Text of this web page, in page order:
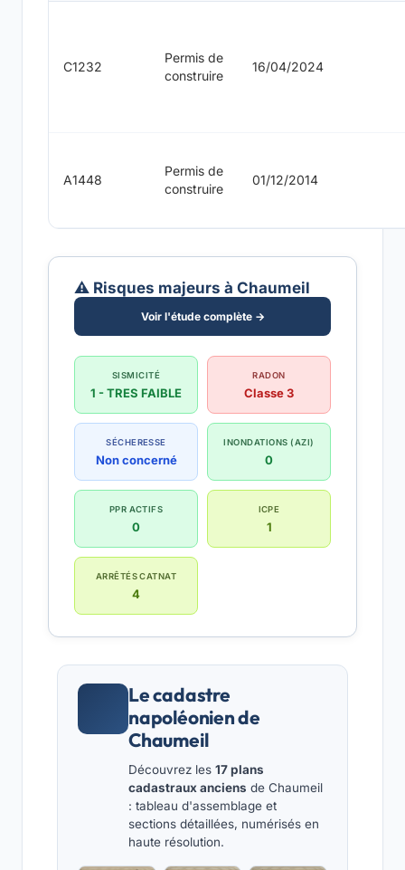
C1232
Permis de
construire
16/04/2024
A1448
Permis de
construire
01/12/2014
⚠️ Risques majeurs à Chaumeil
Voir l'étude complète →
SISMICITÉ
1 - TRES FAIBLE
RADON
Classe 3
SÉCHERESSE
Non concerné
INONDATIONS (AZI)
0
PPR ACTIFS
0
ICPE
1
ARRÊTÉS CATNAT
4
Le cadastre
napoléonien de
Chaumeil
Découvrez les 17 plans
cadastraux anciens de Chaumeil
: tableau d'assemblage et
sections détaillées, numérisés en
haute résolution.